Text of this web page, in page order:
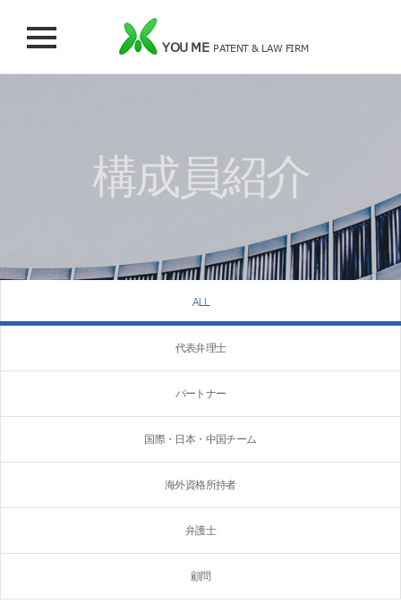
YOU ME PATENT & LAW FIRM
構成員紹介
ALL
代表弁理士
パートナー
国際・日本・中国チーム
海外資格所持者
弁護士
顧問